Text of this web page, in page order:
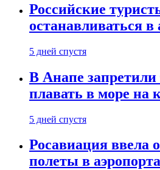
Российские
останавливаться
5 дней спустя
В Анапе запретили
плавать в море на
5 дней спустя
Росавиация ввела
полеты в